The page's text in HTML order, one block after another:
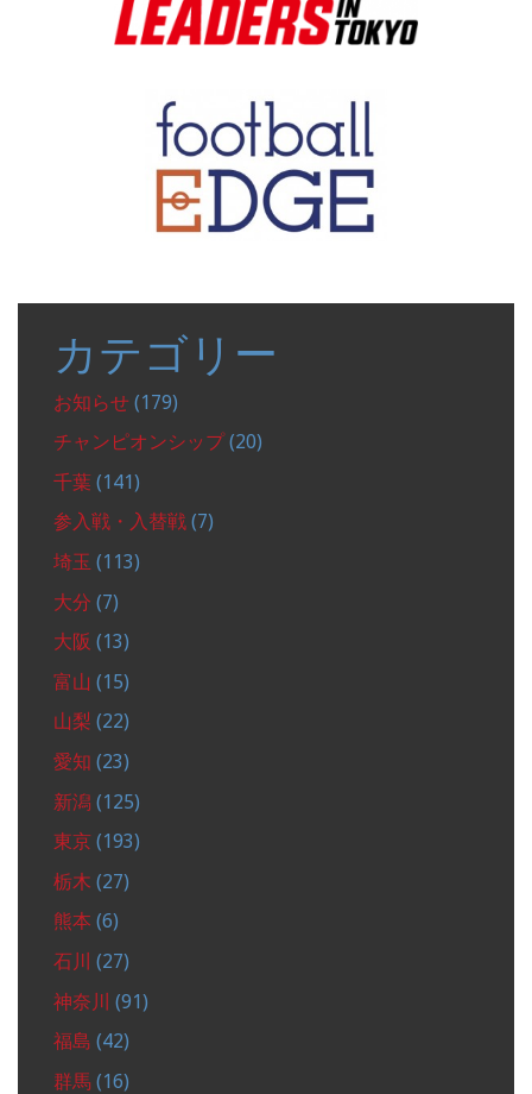
カテゴリー
お知らせ (179)
チャンピオンシップ(20)
千葉 (141)
参入戦・入替戦 (7)
埼玉 (113)
大分 (7)
大阪 (13)
富山 (15)
山梨 (22)
愛知 (23)
新潟 (125)
東京 (193)
栃木 (27)
熊本 (6)
石川 (27)
神奈川 (91)
福島 (42)
群馬 (16)